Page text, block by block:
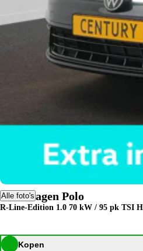
Alle foto's
Volkswagen Polo
R-Line-Edition 1.0 70 kW / 95 pk TSI
Kopen